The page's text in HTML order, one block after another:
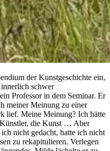
der Kunstgeschichte ein,
schwer
Professor in dem Seminar. Er
meiner Meinung zu einer
lief. Meine Meinung? Ich hätte
die Kunst … Aber
nicht gedacht, hatte ich nicht
zu rekapitulieren. Verlegen